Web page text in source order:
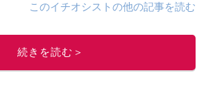
このイチオシストの他の記事を読む
続きを読む＞